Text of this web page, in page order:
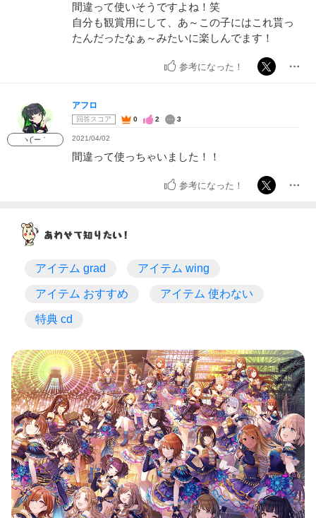
間違って使いそうですよね！笑
自分も観賞用にして、あ～この子にはこれ貰っ
たんだったなぁ～みたいに楽しんでます！
参考になった！
ヽ(´ー｀
アフロ
回答スコア 0 2 3
2021/04/02
間違って使っちゃいました！！
参考になった！
アイテム grad アイテム wing
アイテム おすすめ アイテム 使わない
特典 cd